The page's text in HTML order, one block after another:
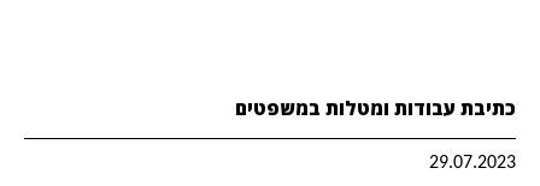
כתיבת עבודות ומטלות במשפטים
29.07.2023